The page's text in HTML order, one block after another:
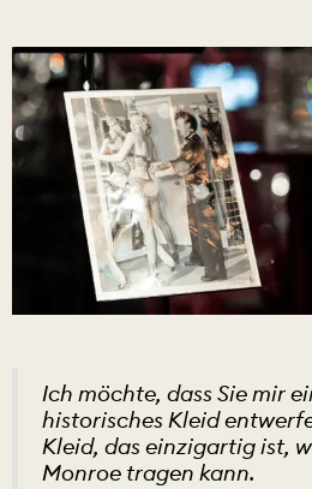
Ich möchte, dass Sie mir
historisches Kleid
Kleid, das einzigartig ist,
Monroe tragen kann.